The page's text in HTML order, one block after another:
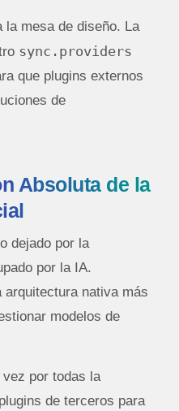
la mesa de diseño. La
sync.providers
que plugins externos
de
Absoluta de la
dejado por la
por la IA.
nativa más
modelos de
vez por todas la
de terceros para